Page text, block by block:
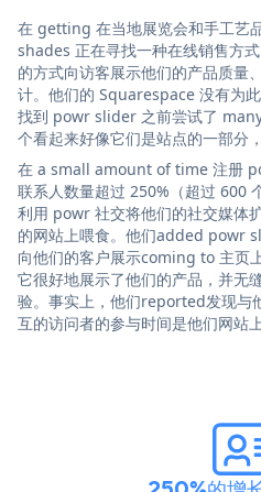
在 getting 在当地展览会和手工艺
shades 正在寻找一种在线销售方
的方式向访客展示他们的产品质量
计。他们的 Squarespace 没有为
找到 powr slider 之前尝试了
个看起来好像它们是站点的一部分
在 a small amount of time 注册
联系人数量超过 250%（超过 600
利用 powr 社交将他们的社交媒体
的网站上喂食。他们added powr
向他们的客户展示coming to 主页
它很好地展示了他们的产品，并无
验。事实上，他们reported发现与
互的访问者的参与时间是他们网站